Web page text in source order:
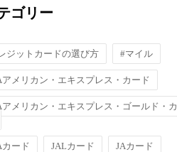
ゴリー
ジットカードの選び方 #マイル
メリカン・エキスプレス・カード
メリカン・エキスプレス・ゴールド・カ
ード JALカード JAカード